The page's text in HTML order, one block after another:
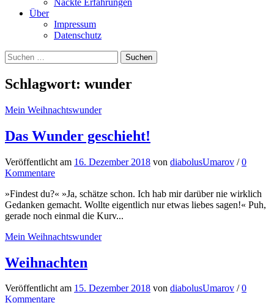
Nackte Erfahrungen
Über
Impressum
Datenschutz
Suchen
nach:
Schlagwort: wunder
Mein Weihnachtswunder
Das Wunder geschieht!
Veröffentlicht am 16. Dezember 2018 von diabolusUmarov /0
Kommentare
»Findest du?« »Ja, schätze schon. Ich hab mir darüber nie wirklich
Gedanken gemacht. Wollte eigentlich nur etwas liebes sagen!« Puh,
gerade noch einmal die Kurv...
Mein Weihnachtswunder
Weihnachten
Veröffentlichtam 15. Dezember 2018 von diabolusUmarov /0
Kommentare